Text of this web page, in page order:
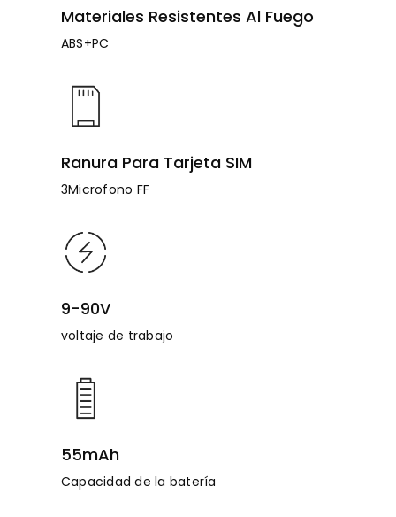
Materiales Resistentes Al Fuego
ABS+PC
Ranura Para Tarjeta SIM
3Microfono FF
9-90V
voltaje de trabajo
55mAh
Capacidad de la batería